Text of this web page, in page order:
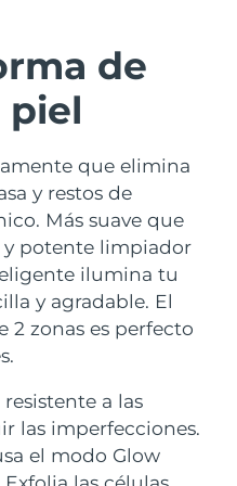
de
piel
que elimina
y restos de
Más suave que
y potente limpiador
ilumina tu
y agradable. El
2 zonas es perfecto
a las
las imperfecciones.
el modo Glow
Lifting facial
on-the-go
& lips
red light therapy
Cuidado bucal
toothbrush
sonic toothbrush
FAQ™
Tratamientos LED
Entrega prevista
Entrega prevista
Entrega prevista 8/13/26
Entrega prevista8/10/26
Entrega prevista
Entrega prevista